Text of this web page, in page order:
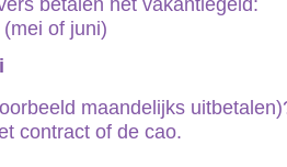
betalen het vakantiegeld:
of juni)
maandelijks
contract of de cao.